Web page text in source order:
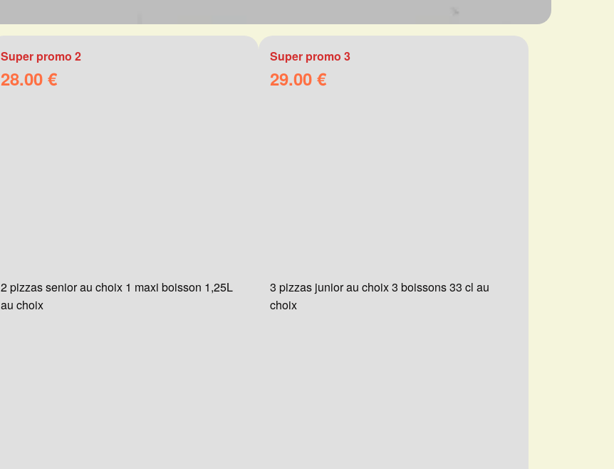
Super promo 2
28.00 €
2 pizzas senior au choix 1 maxi boisson 1,25L
au choix
Super promo 3
29.00 €
3 pizzas junior au choix 3 boissons 33 cl au
choix